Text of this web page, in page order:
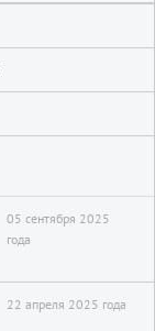
05 сентября 2025
года
22 апреля 2025 года